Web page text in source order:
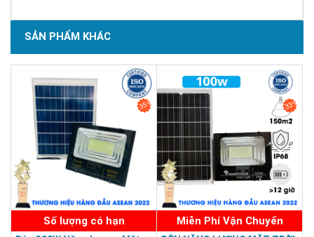
SẢN PHẨM CHẤT LƯỢNG - DỊCH VỤ TIN DÙNG LẦN VII - 2020
SẢN PHẨM KHÁC
35%
Số lượng có hạn
33%
Miễn Phí Vận Chuyển